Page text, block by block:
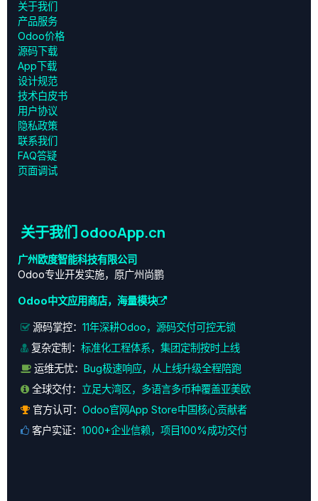
关于我们
产品服务
Odoo价格
源码下载
App下载
设计规范
技术白皮书
用户协议
‎隐私政策‎
联系我们
FAQ答疑
页面调试
关于我们 odooApp.cn
广州欧度智能科技有限公司
Odoo专业开发实施，原广州尚鹏
Odoo中文应用商店，海量模块
源码掌控： 11年深耕Odoo，源码交付可控无锁
复杂定制： 标准化工程体系，集团定制按时上线
运维无忧： Bug极速响应，从上线升级全程陪跑
全球交付： 立足大湾区，多语言多币种覆盖亚美欧
官方认可： Odoo官网App Store中国核心贡献者
客户实证： 1000+企业信赖，项目100%成功交付